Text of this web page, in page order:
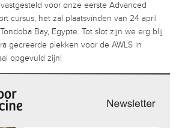
voor onze eerste Advanced
cursus, het zal plaatsvinden van 24 april
Bay, Egypte. Tot slot zijn we erg blij
gecreerde plekken voor de AWLS in
opgevuld zijn!